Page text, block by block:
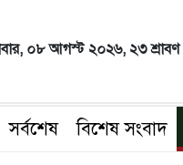
০৮ আগস্ট ২০২৬, ২৩
সর্বশেষ বিশেষ সংবাদ